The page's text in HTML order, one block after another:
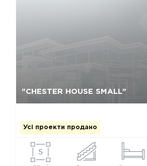
"CHESTER HOUSE SMALL"
Усі проекти продано